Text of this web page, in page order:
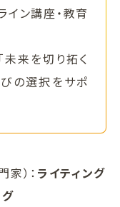
イン講座・教育
「未来を切り拓く
の選択をサポ
）： ライティング